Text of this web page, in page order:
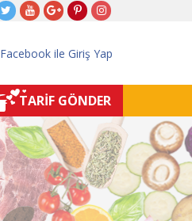
Facebook ile Giriş Yap
TARİF GÖNDER